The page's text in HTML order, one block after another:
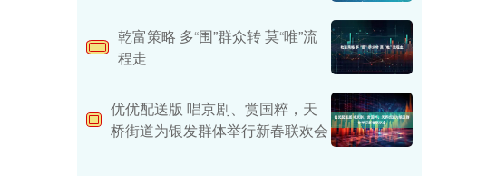
乾富策略 多“围”群众转 莫“唯”流
程走
优优配送版 唱京剧、赏国粹，天
桥街道为银发群体举行新春联欢会